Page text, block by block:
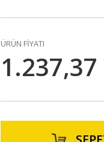
ÜRÜN FİYATI
1.237,37